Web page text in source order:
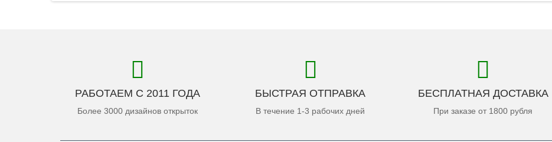
РАБОТАЕМ С 2011 ГОДА
Более 3000 дизайнов открыток
БЫСТРАЯ ОТПРАВКА
В течение 1-3 рабочих дней
БЕСПЛАТНАЯ ДОСТАВКА
При заказе от 1800 рубля